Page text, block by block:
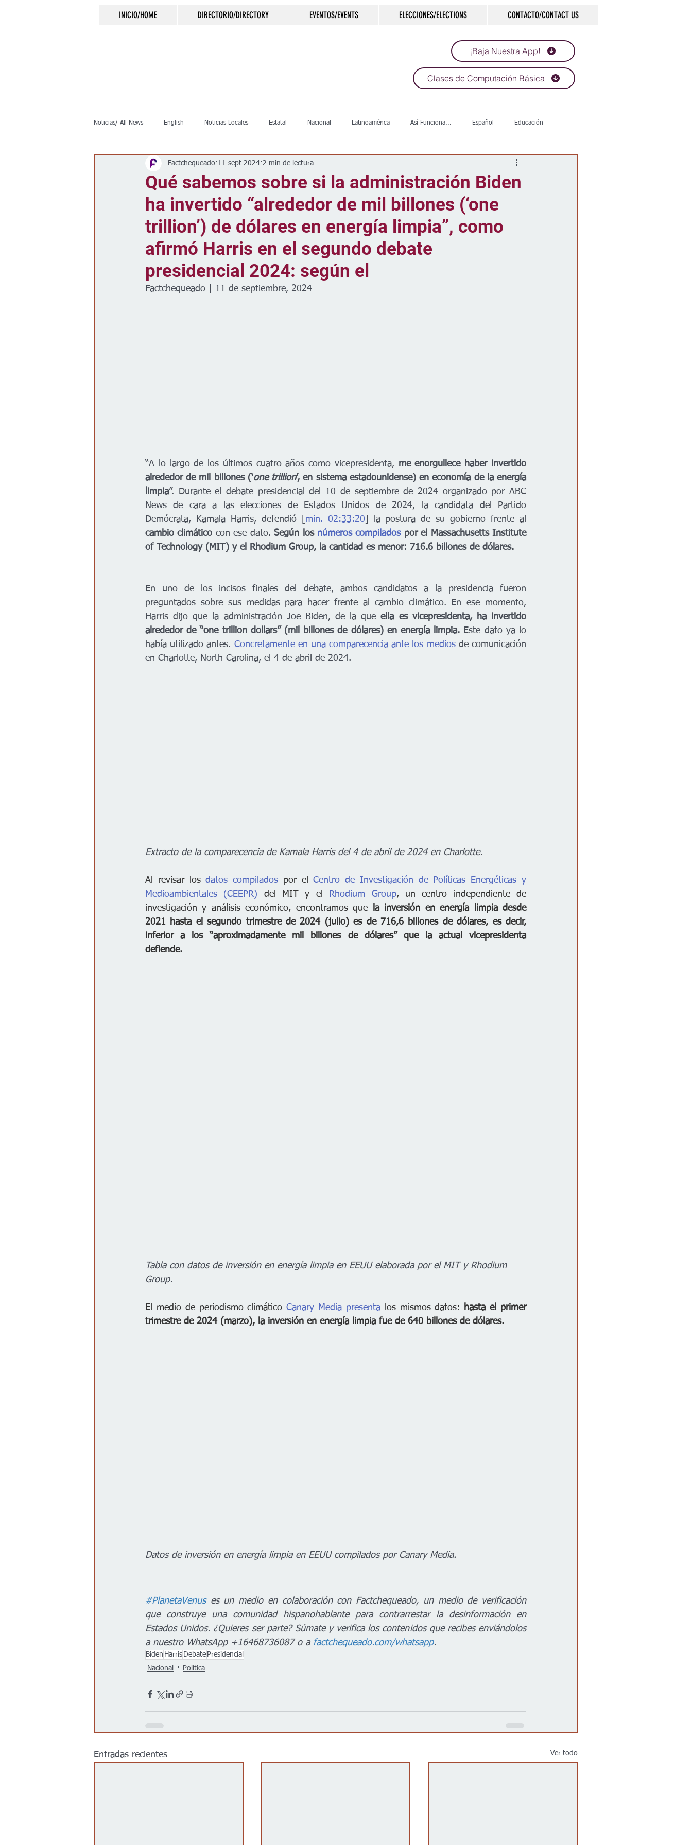
INICIO/HOME DIRECTORIO/DIRECTORY EVENTOS/EVENTS ELECCIONES/ELECTIONS CONTACTO/CONTACT US
¡Baja Nuestra App!
Clases de Computación Básica
Noticias/ All News English Noticias Locales Estatal Nacional Latinoamérica Así Funciona... Español Educación
Crimen Negocios Salud Arte & Cultura
Clima Vivienda Escuelas Calles Desamparados Carreteras Comunidad Historias que inspiran
Espectáculos
Qué sabemos sobre si la administración Biden
ha invertido “alrededor de mil billones (‘one
trillion’) de dólares en energía limpia”, como
afirmó Harris en el segundo debate
presidencial 2024: según el
Factchequeado 11 sept 2024 2 min de lectura
Factchequeado | 11 de septiembre, 2024
“A lo largo de los últimos cuatro años como vicepresidenta, me enorgullece haber invertido
alrededor de mil billones (‘one trillion’, en sistema estadounidense) en economía de la energía
limpia”. Durante el debate presidencial del 10 de septiembre de 2024 organizado por ABC
News de cara a las elecciones de Estados Unidos de 2024, la candidata del Partido
Demócrata, Kamala Harris, defendió [ min. 02:33:20
cambio climático con ese dato. Según los números compilados por el Massachusetts Institute
of Technology (MIT) y el Rhodium Group, la cantidad es menor: 716.6 billones de dólares.
En uno de los incisos finales del debate, ambos candidatos a la presidencia fueron
preguntados sobre sus medidas para hacer frente al cambio climático. En ese momento,
Harris dijo que la administración Joe Biden, de la que ella es vicepresidenta, ha invertido
alrededor de “one trillion dollars” (mil billones de dólares) en energía limpia. Este dato ya lo
había utilizado antes. Concretamente en una comparecencia ante los medios de comunicación
en Charlotte, North Carolina, el 4 de abril de 2024.
Extracto de la comparecencia de Kamala Harris del 4 de abril de 2024 en Charlotte.
Al revisar los datos compilados por el Centro de Investigación de Políticas Energéticas y
Medioambientales (CEEPR) del MIT y el Rhodium Group, un centro independiente de
investigación y análisis económico, encontramos que
la inversión en energía limpia desde
2021 hasta el segundo trimestre de 2024 (julio) es de 716,6 billones de dólares, es decir,
inferior a los “aproximadamente mil billones de dólares” que la actual vicepresidenta
defiende.
Tabla con datos de inversión en energía limpia en EEUU elaborada por el MIT y Rhodium
Group.
El medio de periodismo climático Canary Media presenta los mismos datos: hasta el primer
trimestre de 2024 (marzo), la inversión en energía limpia fue de 640 billones de dólares.
Datos de inversión en energía limpia en EEUU compilados por Canary Media.
#PlanetaVenus es un medio en colaboración con Factchequeado, un medio de verificación
que construye una comunidad hispanohablante para contrarrestar la desinformación en
Estados Unidos. ¿Quieres ser parte? Súmate y verifica los contenidos que recibes enviándolos
a nuestro WhatsApp +16468736087 o a factchequeado.com/whatsapp.
Biden Harris Debate Presidencial
Nacional
Política
Entradas recientes Ver todo